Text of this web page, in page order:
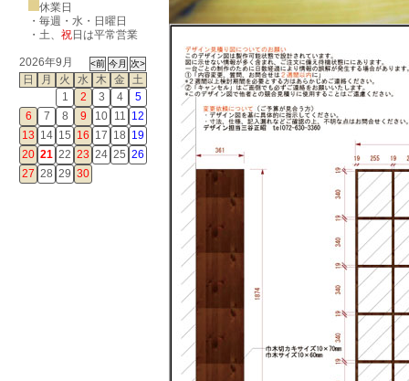
休業日
・毎週・水・日曜日
・ 土、 祝日は平常営業
2026年9月
日
月 火 水 木 金
土
1
2 3 4
5
6
7 8 9 10 11 12
13 14 15 16 17 18 19
20 21 22 23 24 25 26
27 28 29 30